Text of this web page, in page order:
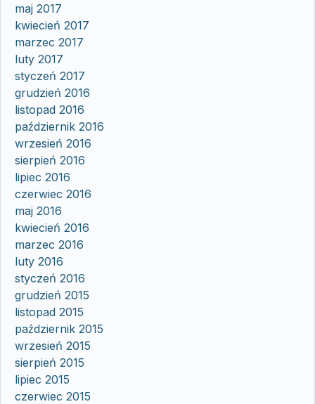
maj 2017
kwiecień 2017
marzec 2017
luty 2017
styczeń 2017
grudzień 2016
listopad 2016
październik 2016
wrzesień 2016
sierpień 2016
lipiec 2016
czerwiec 2016
maj 2016
kwiecień 2016
marzec 2016
luty 2016
styczeń 2016
grudzień 2015
listopad 2015
październik 2015
wrzesień 2015
sierpień 2015
lipiec 2015
czerwiec 2015